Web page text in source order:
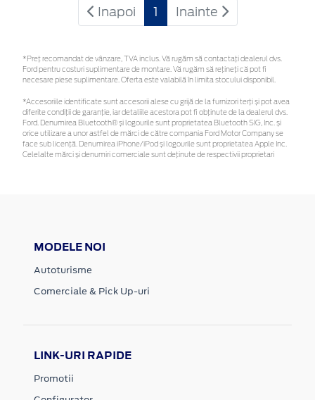
Inapoi 1 Inainte
*Preţ recomandat de vânzare, TVA inclus. Vă rugăm să contactaţi dealerul dvs.
Ford pentru costuri suplimentare de montare. Vă rugăm să rețineți că pot fi
necesare piese suplimentare. Oferta este valabilă în limita stocului disponibil.
*Accesoriile identificate sunt accesorii alese cu grijă de la furnizori terți și pot avea
diferite condiții de garanție, iar detaliile acestora pot fi obținute de la dealerul dvs.
Ford. Denumirea Bluetooth® și logourile sunt proprietatea Bluetooth SIG, Inc. și
orice utilizare a unor astfel de mărci de către compania Ford Motor Company se
face sub licență. Denumirea iPhone/iPod și logourile sunt proprietatea Apple Inc.
Celelalte mărci și denumiri comerciale sunt deținute de respectivii proprietari
MODELE NOI
Autoturisme
Comerciale & Pick Up-uri
LINK-URI RAPIDE
Promotii